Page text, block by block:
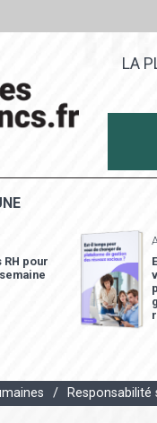
LA
RH pour
/